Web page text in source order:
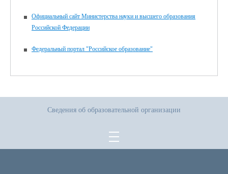
Официальный сайт Министерства науки и высшего образования
Российской Федерации
Федеральный портал "Российское образование"
Сведения об образовательной организации